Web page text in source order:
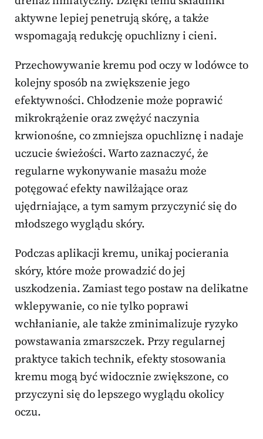
aktywne lepiej penetrują skórę, a także
wspomagają redukcję opuchlizny i cieni.
Przechowywanie kremu pod oczy w lodówce to
kolejny sposób na zwiększenie jego
efektywności. Chłodzenie może poprawić
mikrokrążenie oraz zwężyć naczynia
krwionośne, co zmniejsza opuchliznę i nadaje
uczucie świeżości. Warto zaznaczyć, że
regularne wykonywanie masażu może
potęgować efekty nawilżające oraz
ujędrniające, a tym samym przyczynić się do
młodszego wyglądu skóry.
Podczas aplikacji kremu, unikaj pocierania
skóry, które może prowadzić do jej
uszkodzenia. Zamiast tego postaw na delikatne
wklepywanie, co nie tylko poprawi
wchłanianie, ale także zminimalizuje ryzyko
powstawania zmarszczek. Przy regularnej
praktyce takich technik, efekty stosowania
kremu mogą być widocznie zwiększone, co
przyczyni się do lepszego wyglądu okolicy
oczu.